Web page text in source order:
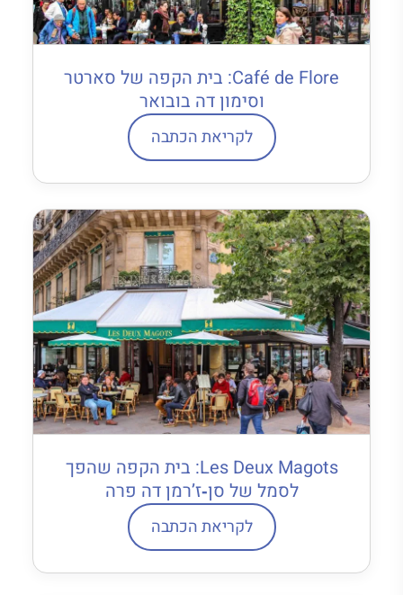
Café de Flore: בית הקפה של סארטר
וסימון דה בובואר
לקריאת הכתבה
Les Deux Magots: בית הקפה שהפך
לסמל של סן‐ז’רמן דה פרה
לקריאת הכתבה